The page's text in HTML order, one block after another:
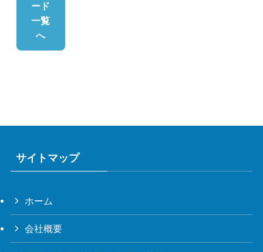
ード
一覧
へ
サイトマップ
ホーム
会社概要